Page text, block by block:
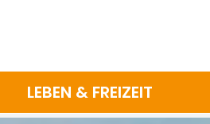
LEBEN & FREIZEIT